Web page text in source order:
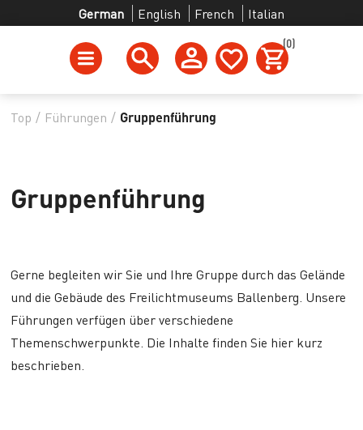
German English French Italian
(0)
Top / Führungen / Gruppenführung
Gruppenführung
Gerne begleiten wir Sie und Ihre Gruppe durch das Gelände
und die Gebäude des Freilichtmuseums Ballenberg. Unsere
Führungen verfügen über verschiedene
Themenschwerpunkte. Die Inhalte finden Sie hier kurz
beschrieben.